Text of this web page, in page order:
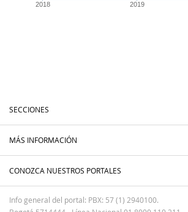
2018 2019
SECCIONES
MÁS INFORMACIÓN
CONOZCA NUESTROS PORTALES
Info general del portal: PBX: 57 (1) 2940100.